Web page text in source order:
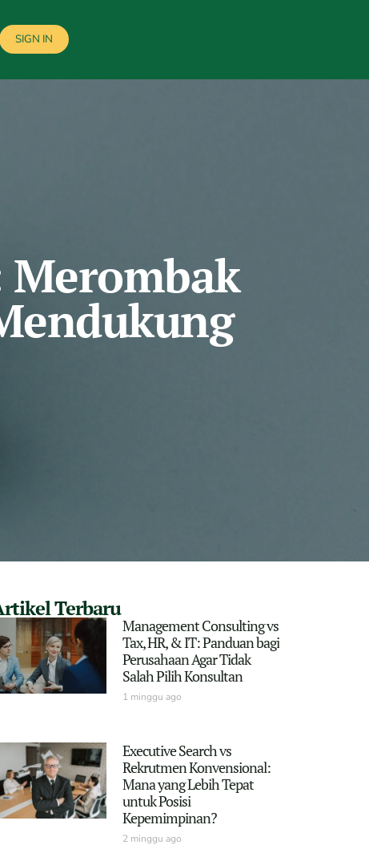
SIGN IN
Terbaru
Management Consulting vs
Tax, HR, & IT: Panduan bagi
Perusahaan Agar Tidak
Salah Pilih Konsultan
1 minggu ago
Executive Search vs
Rekrutmen Konvensional:
Mana yang Lebih Tepat
untuk Posisi
Kepemimpinan?
2 minggu ago